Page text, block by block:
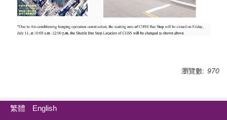
瀏覽數: 970
繁體 English